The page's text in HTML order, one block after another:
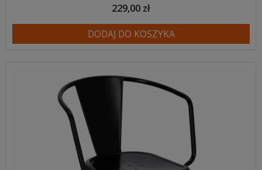
229,00 zł
DODAJ DO KOSZYKA